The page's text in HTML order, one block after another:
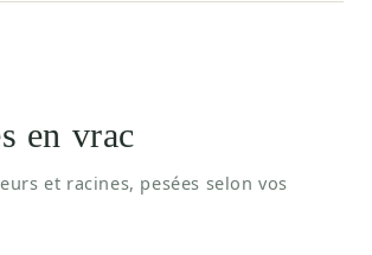
en vrac
et racines, pesées selon vos